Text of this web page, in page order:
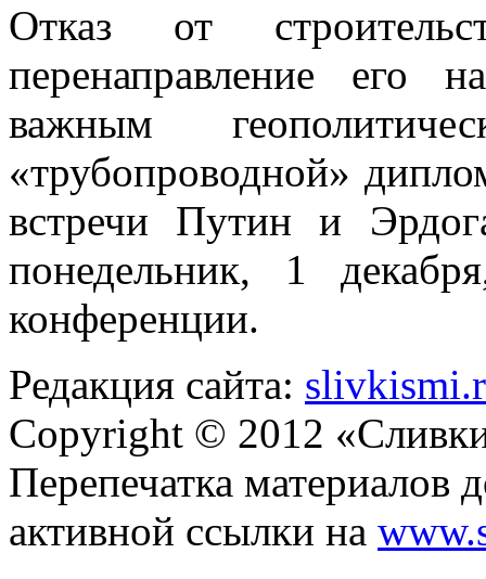
Отказ от
перенаправление его
важным
«трубопроводной»
встречи Путин и
понедельник, 1
конференции.
Редакция сайта:
Copyright © 2012
Перепечатка материалов
активной ссылки на